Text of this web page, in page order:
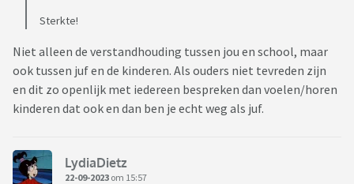
Sterkte!
Niet alleen de verstandhouding tussen jou en school, maar
ook tussen juf en de kinderen. Als ouders niet tevreden zijn
en dit zo openlijk met iedereen bespreken dan voelen/horen
kinderen dat ook en dan ben je echt weg als juf.
LydiaDietz
22-09-2023 om 15:57